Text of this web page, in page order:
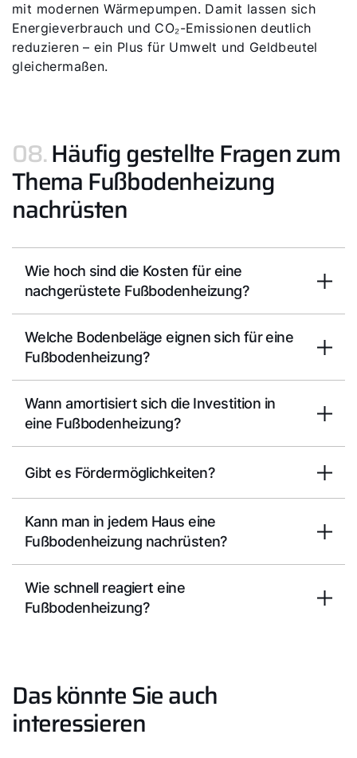
mit modernen Wärmepumpen. Damit lassen sich
Energieverbrauch und CO₂-Emissionen deutlich
reduzieren – ein Plus für Umwelt und Geldbeutel
gleichermaßen.
08.Häufig gestellte Fragen zum
Thema Fußbodenheizung
nachrüsten
Wie hoch sind die Kosten für eine
nachgerüstete Fußbodenheizung?
Welche Bodenbeläge eignen sich für eine
Fußbodenheizung?
Wann amortisiert sich die Investition in
eine Fußbodenheizung?
Gibt es Fördermöglichkeiten?
Kann man in jedem Haus eine
Fußbodenheizung nachrüsten?
Wie schnell reagiert eine
Fußbodenheizung?
Das könnte Sie auch
interessieren